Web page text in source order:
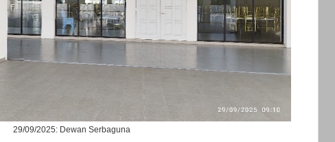
29/09/2025: Dewan Serbaguna